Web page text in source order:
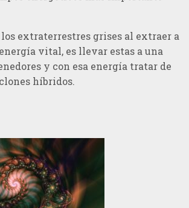
extraterrestres grises al extraer a
vital, es llevar estas a una
y con esa energía tratar de
híbridos.